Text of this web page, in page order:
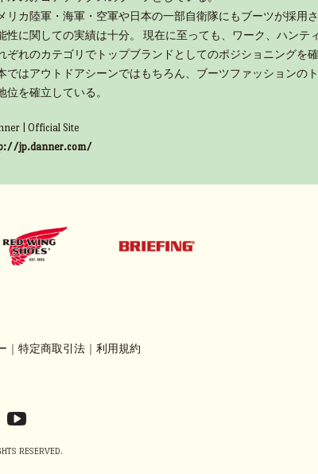
リカ陸軍・海軍・空軍や日本の一部自衛隊にもブーツが採用
性に関しての実績は十分。 現在に至っても、ワーク、ハンテ
ぞれのカテゴリでトップブランドとしてのポジショニングを確
ではアウトドアシーンではもちろん、ブーツファッションの
位を確立している。
| Official Site
jp.danner.com/
特定商取引法 利用規約
RESERVED.